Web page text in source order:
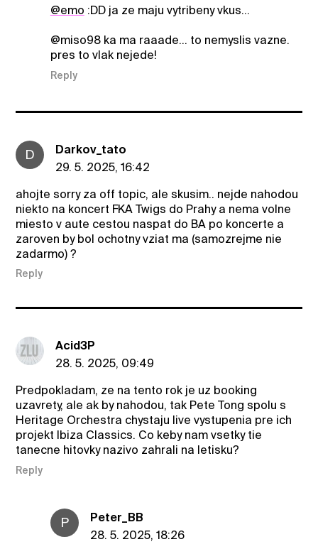
@emo :DD ja ze maju vytribeny vkus...
@miso98 ka ma raaade... to nemyslis vazne.
pres to vlak nejede!
Reply
D
Darkov_tato
29. 5. 2025, 16:42
ahojte sorry za off topic, ale skusim.. nejde nahodou
niekto na koncert FKA Twigs do Prahy a nema volne
miesto v aute cestou naspat do BA po koncerte a
zaroven by bol ochotny vziat ma (samozrejme nie
zadarmo) ?
Reply
Acid3P
28. 5. 2025, 09:49
Predpokladam, ze na tento rok je uz booking
uzavrety, ale ak by nahodou, tak Pete Tong spolu s
Heritage Orchestra chystaju live vystupenia pre ich
projekt Ibiza Classics. Co keby nam vsetky tie
tanecne hitovky nazivo zahrali na letisku?
Reply
P
Peter_BB
28. 5. 2025, 18:26